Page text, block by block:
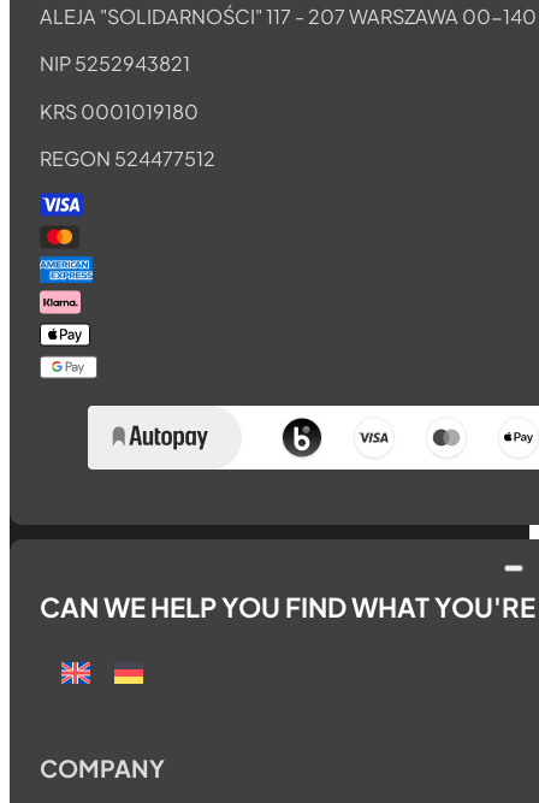
ALEJA "SOLIDARNOŚCI" 117 - 207 WARSZAWA 00-140
NIP 5252943821
KRS 0001019180
REGON 524477512
CAN WE HELP YOU FIND WHAT
COMPANY